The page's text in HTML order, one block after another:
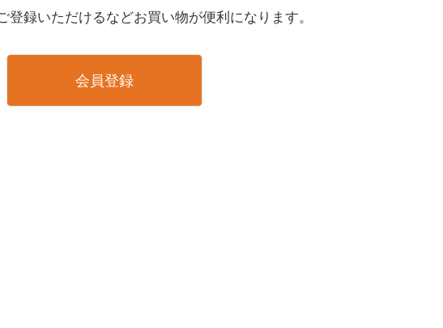
登録いただけるなどお買い物が便利になります。
会員登録